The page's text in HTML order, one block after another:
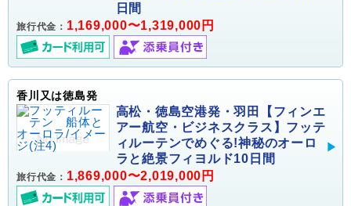
日間
旅行代金： 1,169,000〜1,319,000円
香川又は徳島発
高松・徳島空港発・羽田【フィンエ
アー航空・ビジネスクラス】フッテ
ィルーテンでめぐる!神秘のオーロ
ラと絶景フィヨルド10日間
旅行代金： 1,869,000〜2,019,000円